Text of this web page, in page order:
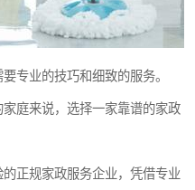
专业的技巧和细致的服务。
庭来说，选择一家靠谱的家政
正规家政服务企业，凭借专业